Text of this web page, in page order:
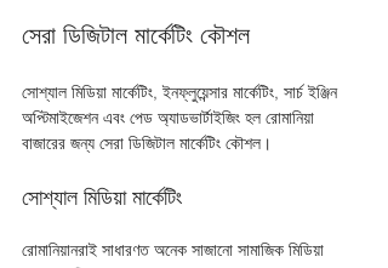
সেরা ডিজিটাল মার্কেটিং কৌশল
সোশ্যাল মিডিয়া মার্কেটিং, ইনফ্লুয়েন্সার মার্কেটিং, সার্চ ইঞ্জিন
অপ্টিমাইজেশন এবং পেড অ্যাডভার্টাইজিং হল রোমানিয়া
বাজারের জন্য সেরা ডিজিটাল মার্কেটিং কৌশল।
সোশ্যাল মিডিয়া মার্কেটিং
রোমানিয়ানরাই সাধারণত অনেক সাজানো সামাজিক মিডিয়া